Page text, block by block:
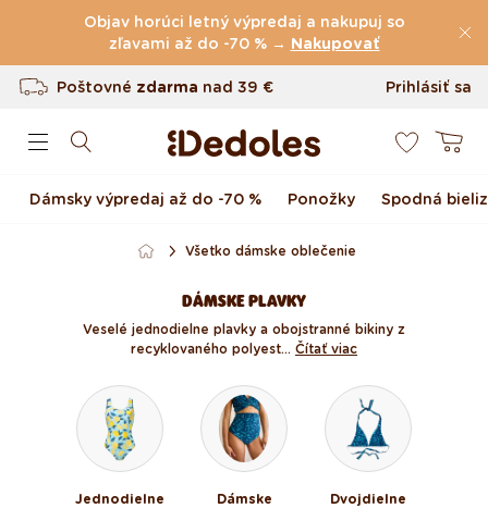
Preskočiť na obsah
Objav horúci letný výpredaj a nakupuj so
zľavami až do -70 % → Nakupovať
Poštovnézdarma nad39 €
Vrátenie tovaru až do 100 dní
Originálny dizajn navrhnutý u nás
Prihlásiť sa
Košík
Dámsky výpredaj až do -70 % Ponožky Spodná
Všetko dámske oblečenie
DÁMSKE PLAVKY
Veselé jednodielne plavky a obojstranné bikiny z
recyklovaného polyest... Čítať viac
Jednodielne
Dámske
Dvojdielne